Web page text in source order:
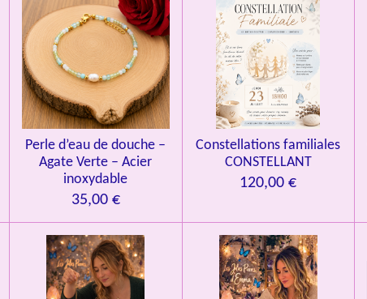
Perle d’eau de douche –
Agate Verte – Acier
inoxydable
35,00 €
Constellations familiales
CONSTELLANT
120,00 €